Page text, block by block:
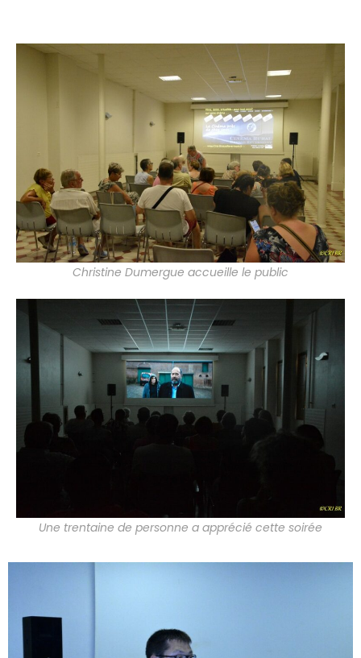
Christine Dumergue accueille le public
Une trentaine de personne a apprécié cette soirée